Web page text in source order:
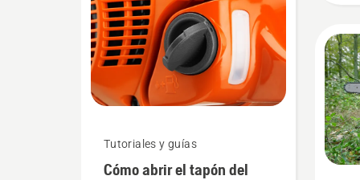
Tutoriales y guías
Cómo abrir el tapón del